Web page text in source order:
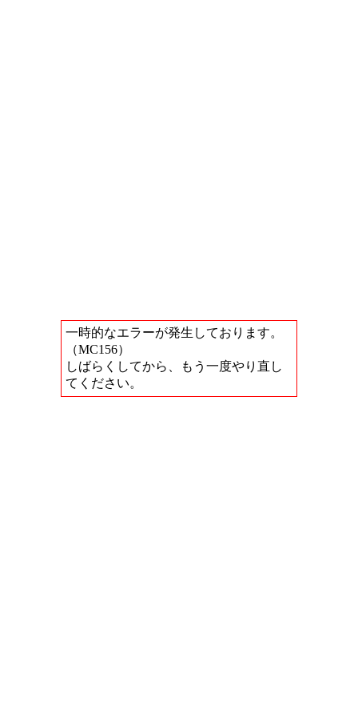
一時的なエラーが発生しております。
（MC156）
しばらくしてから、もう一度やり直し
てください。